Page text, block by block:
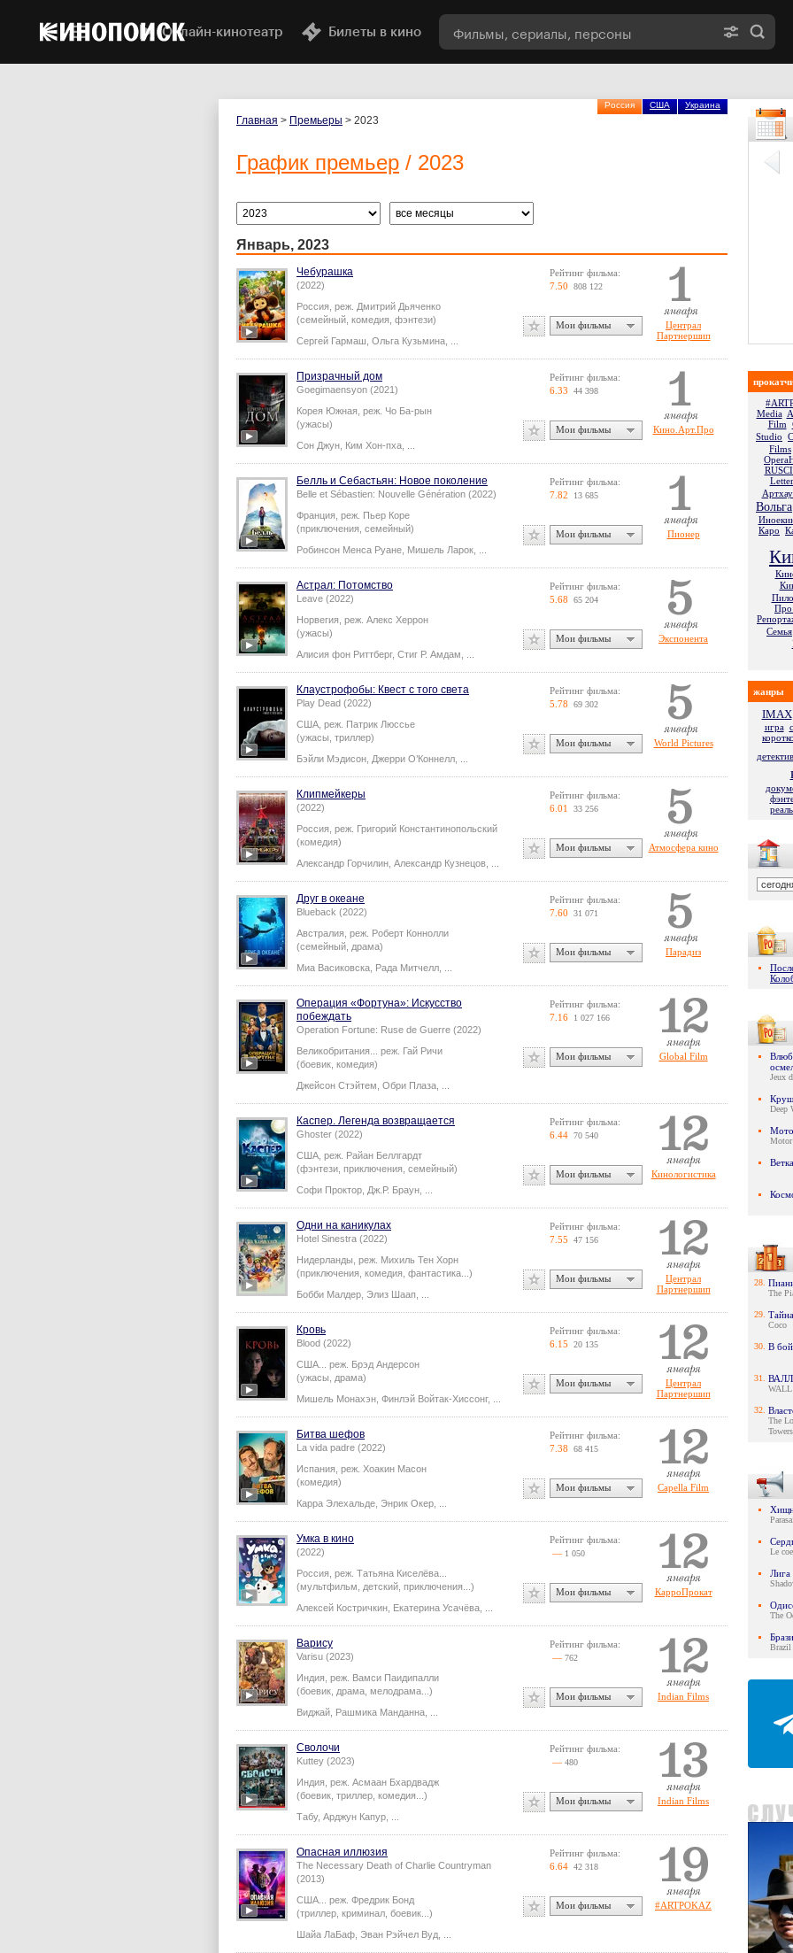
Онлайн-кинотеатр Билеты в кино
Россия США Украина
Главная > Премьеры > 2023
График премьер / 2023
Январь, 2023
Чебурашка
(2022)
Россия, реж. Дмитрий Дьяченко
(семейный, комедия, фэнтези)
Сергей Гармаш Ольга Кузьмина
Централ
Партнершип
Рейтинг фильма:
7.50 808 122
Мои фильмы
Призрачный дом
Goegimaensyon (2021)
Корея Южная, реж. Чо Ба-рын
(ужасы)
Сон Джун Ким Хон-пха
Кино.Арт.Про
Рейтинг фильма:
6.33 44 398
Мои фильмы
Белль и Себастьян: Новое поколение
Belle et Sébastien: Nouvelle Génération (2022)
Франция, реж. Пьер Коре
(приключения, семейный)
Робинсон Менса Руане Мишель Ларок
Пионер
Рейтинг фильма:
7.82
13 685
Мои фильмы
Астрал: Потомство
Leave (2022)
Норвегия, реж. Алекс Херрон
(ужасы)
Алисия фон Риттберг, Стиг Р. Амдам
Экспонента
Рейтинг фильма:
5.68 65 204
Мои фильмы
Клаустрофобы: Квест с того света
Play Dead (2022)
США, реж. Патрик Люссье
(ужасы, триллер)
Бэйли Мэдисон Джерри О’Коннелл
World Pictures
Рейтинг фильма:
5.78 69 302
Мои фильмы
Клипмейкеры
(2022)
Россия, реж. Григорий Константинопольский
(комедия)
Александр Горчилин Александр Кузнецов
Атмосфера кино
Рейтинг фильма:
6.01 33 256
Мои фильмы
Друг в океане
Blueback (2022)
Австралия, реж. Роберт Коннолли
(семейный, драма)
Миа Васиковска Рада Митчелл
Парадиз
Рейтинг фильма:
7.60 31 071
Мои фильмы
Операция «Фортуна»: Искусство
побеждать
Operation Fortune: Ruse de Guerre (2022)
Великобритания... реж. Гай Ричи
(боевик, комедия)
Джейсон Стэйтем Обри Плаза
Global Film
Рейтинг фильма:
7.16
1 027 166
Мои фильмы
Каспер. Легенда возвращается
Ghoster (2022)
США, реж. Райан Беллгардт
(фэнтези, приключения, семейный)
Софи Проктор Дж.Р. Браун
Кинологистика
Рейтинг фильма:
6.44 70 540
Мои фильмы
Одни на каникулах
Hotel Sinestra (2022)
Нидерланды, реж. Михиль Тен Хорн
(приключения, комедия, фантастика...)
Бобби Малдер Элиз Шаап
Централ
Партнершип
Рейтинг фильма:
7.55 47 156
Мои фильмы
Кровь
Blood (2022)
США... реж. Брэд Андерсон
(ужасы, драма)
Мишель Монахэн Финлэй Войтак-Хиссонг,
Централ
Партнершип
Рейтинг фильма:
6.15 20 135
Мои фильмы
Битва шефов
La vida padre (2022)
Испания, реж. Хоакин Масон
(комедия)
Карра Элехальде Энрик Окер
Capella Film
Рейтинг фильма:
7.38 68 415
Мои фильмы
Умка в кино
(2022)
Россия, реж. Татьяна Киселёва
(мультфильм, детский, приключения...)
Алексей Костричкин Екатерина Усачёва
КарроПрокат
Рейтинг фильма:
— 1 050
Мои фильмы
Варису
Varisu (2023)
Индия, реж. Вамси Паидипалли
(боевик, драма, мелодрама...)
Виджай Рашмика Манданна
Indian Films
Рейтинг фильма:
— 762
Мои фильмы
Сволочи
Kuttey (2023)
Индия, реж. Асмаан Бхардвадж
(боевик, триллер, комедия...)
Табу, Арджун Капур
Indian Films
Рейтинг фильма:
— 480
Мои фильмы
Опасная иллюзия
The Necessary Death of Charlie Countryman
(2013)
США... реж. Фредрик Бонд
(триллер, криминал, боевик...)
Шайа ЛаБаф Эван Рэйчел Вуд
#ARTPOKAZ
Рейтинг фильма:
6.64 42 318
Мои фильмы
Media
Film
Studio
Films
Вольга
Каро
Семья
жанры
IMAX
игра
детектив
Jeux
Deep
28.
The
29.
Coco
30. В
31.
32.
The
Towers
Le
Лига
The
Brazil